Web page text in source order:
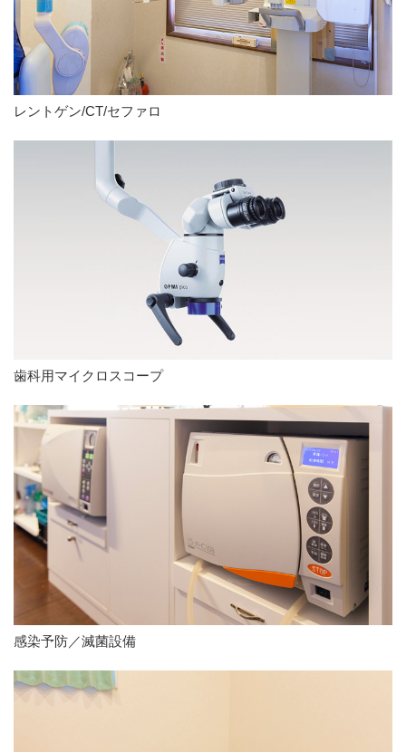
レントゲン/CT/セファロ
歯科用マイクロスコープ
感染予防／滅菌設備